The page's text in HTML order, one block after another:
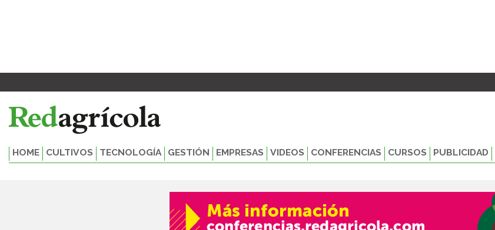
HOME CULTIVOS TECNOLOGÍA GESTIÓN EMPRESAS VIDEOS CONFERENCIAS CURSOS PUBLICIDAD